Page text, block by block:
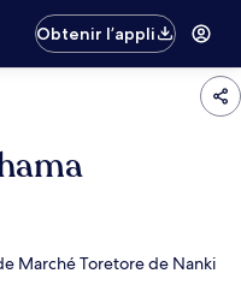
Obtenir l’appli
Marché Toretore de Nanki